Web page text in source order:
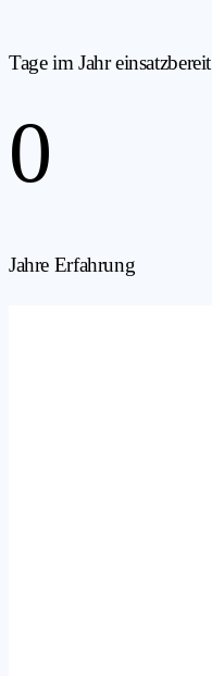
Tage im Jahr einsatzbereit
0
Jahre Erfahrung